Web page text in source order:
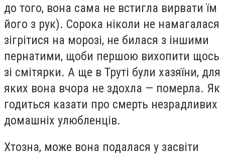
до того, вона сама не встигла вирвати їм
його з рук). Сорока ніколи не намагалася
зігрітися на морозі, не билася з іншими
пернатими, щоби першою вихопити щось
зі смітярки. А ще в Труті були хазяїни, для
яких вона вчора не здохла — померла. Як
годиться казати про смерть незрадливих
домашніх улюбленців.
Хтозна, може вона подалася у засвіти